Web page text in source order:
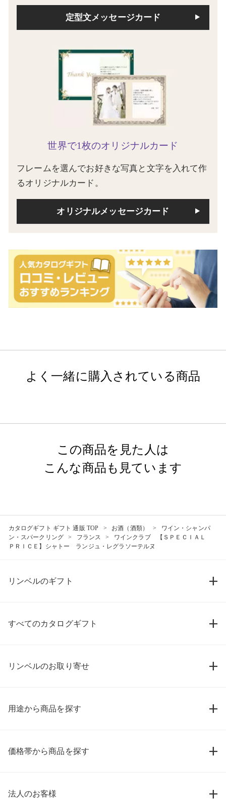
定型文メッセージカード
世界で1枚のオリジナルカード
フレームを選んでお好きな写真と文字を入れて作
るオリジナルカード。
オリジナルメッセージカード
よく一緒に購入されている商品
この商品を見た人は
こんな商品も見ています
カタログギフト ギフト 通販 TOP お酒（酒類）
ワイン・シャンパ
ン・スパークリング
フランス
ワインクラブ 【ＳＰＥＣＩＡＬ
ＰＲＩＣＥ】シャトー ランジュ・レグラソーテルヌ
リンベルのギフト
すべてのカタログギフト
リンベルのお取り寄せ
用途から商品を探す
価格帯から商品を探す
法人のお客様